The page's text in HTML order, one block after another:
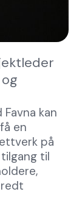
kan
en
på
til